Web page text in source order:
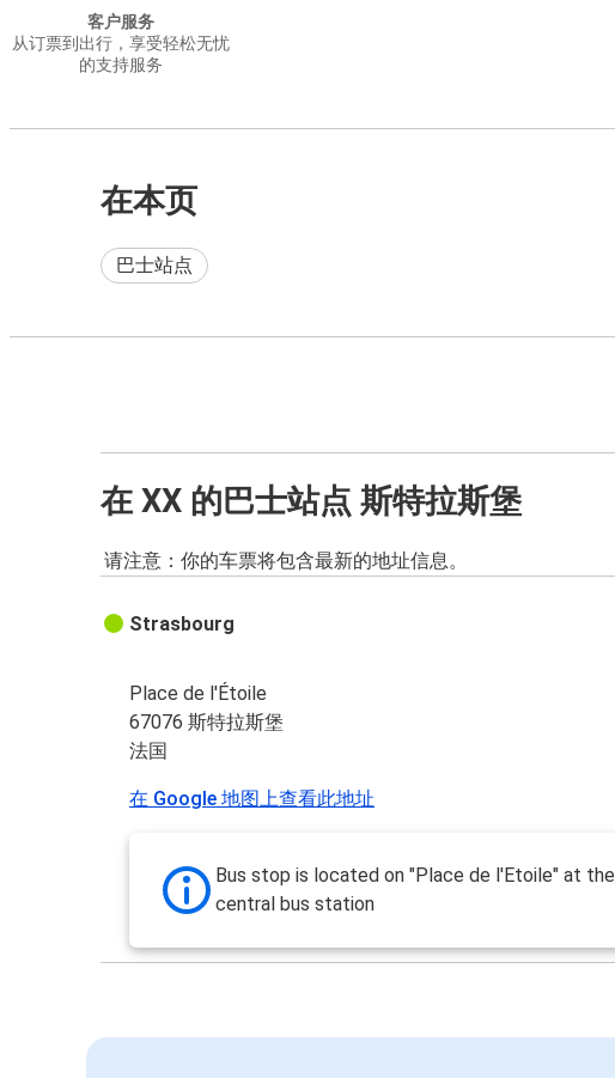
客户服务
从订票到出行，享受轻松无忧
的支持服务
在本页
巴士站点
在 XX 的巴士站点 斯特拉斯堡
请注意：你的车票将包含最新的地址信息。
Strasbourg
Place de l'Étoile
67076 斯特拉斯堡
法国
在 Google 地图上查看此地址
Bus stop is located on "Place de l'Etoile" at the
central bus station